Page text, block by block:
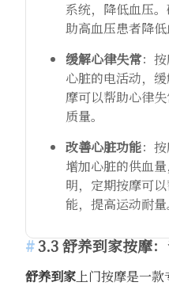
系统，降低血压
助高血压患者降低
缓解心律失常：
心脏的电活动，
摩可以帮助心律
质量。
改善心脏功能：按
增加心脏的供血
明，定期按摩可
能，提高运动耐量
3.3舒养到家按摩
舒养到家上门按摩是一